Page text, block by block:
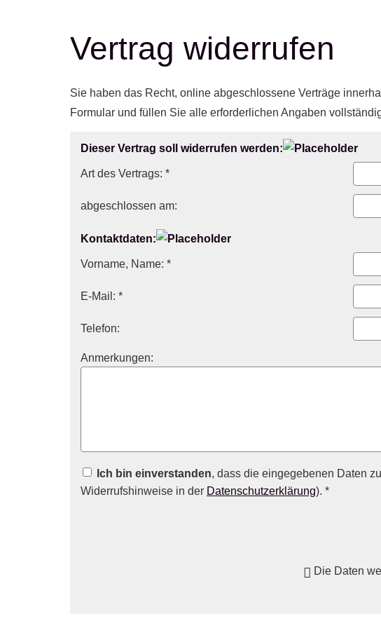
Vertrag widerrufen
Sie haben das Recht, online abgeschlossene Verträge
Formular und füllen Sie alle erforderlichen Angaben
Dieser Vertrag soll widerrufen werden:
Art des Vertrags: *
abgeschlossen am:
Kontaktdaten:
Vorname, Name: *
E-Mail: *
Telefon:
Anmerkungen:
Ich bin einverstanden, dass die eingegebenen Daten
Widerrufshinweise in der Datenschutzerklärung). *
Die Daten